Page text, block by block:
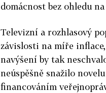
domácnost bez ohledu
Televizní a rozhlasový
závislosti na míře
navýšení by tak
neúspěšně snažilo
financováním